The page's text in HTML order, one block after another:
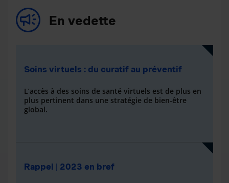
En vedette
Soins virtuels : du curatif au préventif
L’accès à des soins de santé virtuels est de plus en
plus pertinent dans une stratégie de bien-être
global.
Rappel | 2023 en bref